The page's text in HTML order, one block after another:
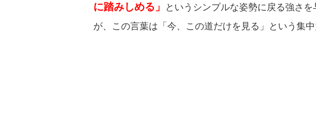
に踏みしめる」
というシンプルな姿勢に戻る強さ
が、この言葉は「今、この道だけを見る」という集中